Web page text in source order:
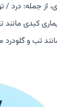
از جمله: درد
کبدی
تب و